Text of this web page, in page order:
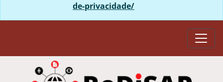
de-privacidade/